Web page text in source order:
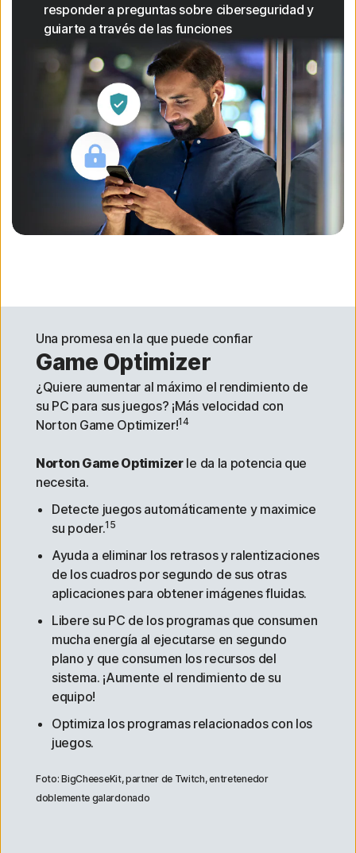
responder a preguntas sobre ciberseguridad y
guiarte a través de las funciones
Una promesa en la que puede confiar
Game Optimizer
¿Quiere aumentar al máximo el rendimiento de
su PC para sus juegos? ¡Más velocidad con
Norton Game Optimizer!14
Norton Game Optimizerle da la potencia que
necesita.
Detecte juegos automáticamente y maximice
su poder.15
Ayuda a eliminar los retrasos y ralentizaciones
de los cuadros por segundo de sus otras
aplicaciones para obtener imágenes fluidas.
Libere su PC de los programas que consumen
mucha energía al ejecutarse en segundo
plano y que consumen los recursos del
sistema. ¡Aumente el rendimiento de su
equipo!
Optimiza los programas relacionados con los
juegos.
Foto: BigCheeseKit, partner de Twitch, entretenedor
doblemente galardonado